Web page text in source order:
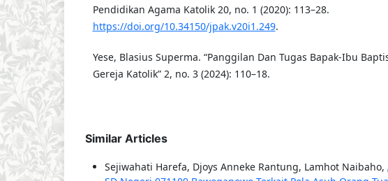
Pendidikan Agama Katolik 20, no. 1 (2020): 113–28.
https://doi.org/10.34150/jpak.v20i1.249.
Yese, Blasius Superma. “Panggilan Dan Tugas Bapak-Ibu
Gereja Katolik” 2, no. 3 (2024): 110–18.
Similar Articles
Sejiwahati Harefa, Djoys Anneke Rantung, Lamhot Naibaho,